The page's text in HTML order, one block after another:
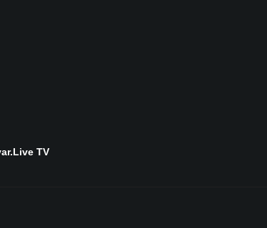
TV